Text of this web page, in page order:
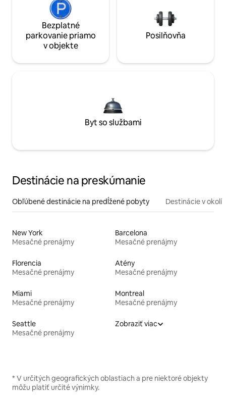
Bezplatné
parkovanie priamo
v objekte
Posilňovňa
Byt so službami
Destinácie na preskúmanie
Obľúbené destinácie na predĺžené pobyty Destinácie v okolí
New York
Mesačné prenájmy
Barcelona
Mesačné prenájmy
Florencia
Mesačné prenájmy
Atény
Mesačné prenájmy
Miami
Mesačné prenájmy
Montreal
Mesačné prenájmy
Seattle
Mesačné prenájmy
Zobraziť viac
* V určitých geografických oblastiach a pre niektoré objekty
môžu platiť určité výnimky.